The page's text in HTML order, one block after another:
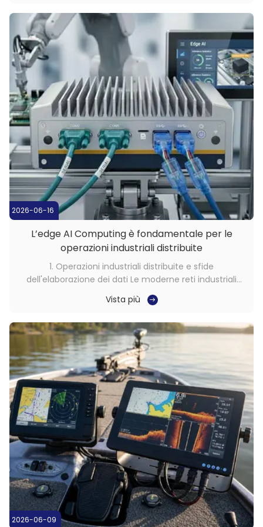
visibilità,un ...
2026-06-16
L’edge AI Computing è fondamentale per le
operazioni industriali distribuite
1. Operazioni industriali distribuite e sfide
dell'elaborazione dei dati Le moderne reti industriali
sono sempre più distribuite su più siti, risorse e ambienti
sul campo. Man mano che queste operazioni crescono,
che devono essere elaborati in ...
Vista più
2026-06-09